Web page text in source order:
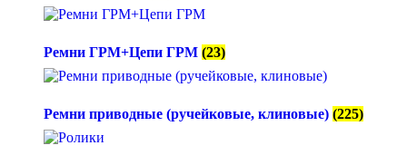
Ремни ГРМ+Цепи ГРМ (23)
Ремни приводные (ручейковые, клиновые) (225)